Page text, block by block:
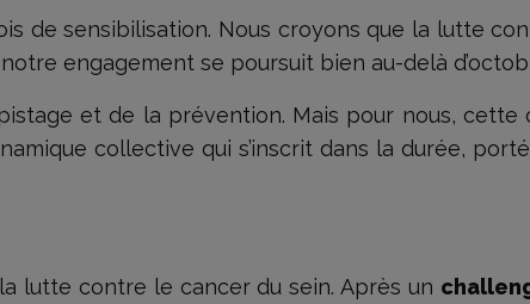
de sensibilisation. Nous croyons que la lutte
engagement se poursuit bien au-delà
et de la prévention. Mais pour nous, cette
collective qui s’inscrit dans la durée,
lutte contre le cancer du sein. Après un